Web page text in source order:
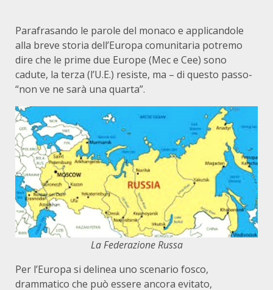
Parafrasando le parole del monaco e applicandole
alla breve storia dell’Europa comunitaria potremo
dire che le prime due Europe (Mec e Cee) sono
cadute, la terza (l’U.E.) resiste, ma – di questo passo-
“non ve ne sarà una quarta”.
La Federazione Russa
Per l’Europa si delinea uno scenario fosco,
drammatico che può essere ancora evitato,